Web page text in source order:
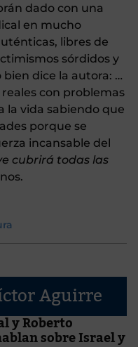
dado con una
en mucho
libres de
sórdidos y
dice la autora: …
con problemas
la vida sabiendo que
porque se
incansable del
cubrirá todas las
Aguirre
y Roberto
sobre Israel y